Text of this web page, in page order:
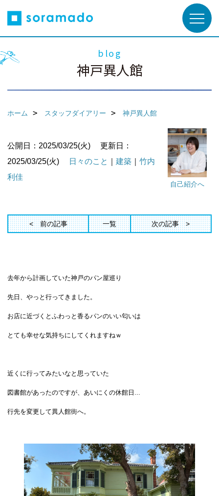
blog
神戸異人館
ホーム スタッフダイアリー 神戸異人館
自己紹介へ
公開日：2025/03/25(火)
更新日：
2025/03/25(火)
日々のこと 建築
竹内
利佳
前の記事 一覧 次の記事
去年から計画していた神戸のパン屋巡り
先日、やっと行ってきました。
お店に近づくとふわっと香るパンのいい匂いは
とても幸せな気持ちにしてくれますねｗ
近くに行ってみたいなと思っていた
図書館があったのですが、 あいにくの休館日...
行先を変更して異人館街へ。